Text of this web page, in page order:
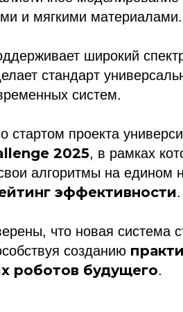
и мягкими материалами.
широкий
стандарт
систем.
стартом проекта
2025, в рамках
алгоритмы на едином
эффективности.
что новая система
созданию
роботов будущего.
на ROBOTUNION.RU — обязательна